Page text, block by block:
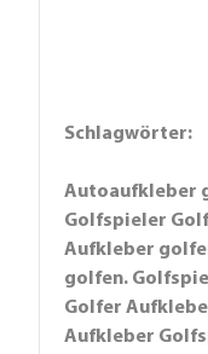
Schlagwörter:
Autoaufkleber
Golfspieler
Aufkleber
golfen.
Golfer
Aufkleber